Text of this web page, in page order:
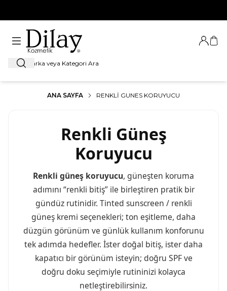
Ara
Giriş
ANA SAYFA RENKLI GUNES KORUYUCU
Renkli Güneş
Koruyucu
Renkli güneş koruyucu, güneşten koruma
adımını “renkli bitiş” ile birleştiren pratik bir
gündüz rutinidir. Tinted sunscreen / renkli
güneş kremi seçenekleri; ton eşitleme, daha
düzgün görünüm ve günlük kullanım konforunu
tek adımda hedefler. İster doğal bitiş, ister daha
kapatıcı bir görünüm isteyin; doğru SPF ve
doğru doku seçimiyle rutininizi kolayca
netleştirebilirsiniz.